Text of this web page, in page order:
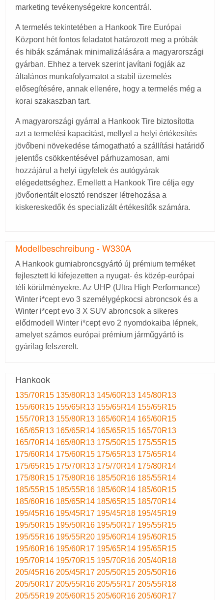
marketing tevékenységekre koncentrál.
A termelés tekintetében a Hankook Tire Európai
Központ hét fontos feladatot határozott meg a próbák
és hibák számának minimalizálására a magyarországi
gyárban. Ehhez a tervek szerint javítani fogják az
általános munkafolyamatot a stabil üzemelés
elősegítésére, annak ellenére, hogy a termelés még a
korai szakaszban tart.
A magyarországi gyárral a Hankook Tire biztosította
azt a termelési kapacitást, mellyel a helyi értékesítés
jövőbeni növekedése támogatható a szállítási határidő
jelentős csökkentésével párhuzamosan, ami
hozzájárul a helyi ügyfelek és autógyárak
elégedettséghez. Emellett a Hankook Tire célja egy
jövőorientált elosztó rendszer létrehozása a
kiskereskedők és specializált értékesítők számára.
Modellbeschreibung - W330A
A Hankook gumiabroncsgyártó új prémium terméket
fejlesztett ki kifejezetten a nyugat- és közép-európai
téli körülményekre. Az UHP (Ultra High Performance)
Winter i*cept evo 3 személygépkocsi abroncsok és a
Winter i*cept evo 3 X SUV abroncsok a sikeres
elődmodell Winter i*cept evo 2 nyomdokaiba lépnek,
amelyet számos európai prémium járműgyártó is
gyárilag felszerelt.
Hankook
135/70R15 135/80R13 145/60R13 145/80R13
155/60R15 155/65R13 155/65R14 155/65R15
155/70R13 155/80R13 165/60R14 165/60R15
165/65R13 165/65R14 165/65R15 165/70R13
165/70R14 165/80R13 175/50R15 175/55R15
175/60R14 175/60R15 175/65R13 175/65R14
175/65R15 175/70R13 175/70R14 175/80R14
175/80R15 175/80R16 185/50R16 185/55R14
185/55R15 185/55R16 185/60R14 185/60R15
185/60R16 185/65R14 185/65R15 185/70R14
195/45R16 195/45R17 195/45R18 195/45R19
195/50R15 195/50R16 195/50R17 195/55R15
195/55R16 195/55R20 195/60R14 195/60R15
195/60R16 195/60R17 195/65R14 195/65R15
195/70R14 195/70R15 195/70R16 205/40R18
205/45R16 205/45R17 205/50R15 205/50R16
205/50R17 205/55R16 205/55R17 205/55R18
205/55R19 205/60R15 205/60R16 205/60R17